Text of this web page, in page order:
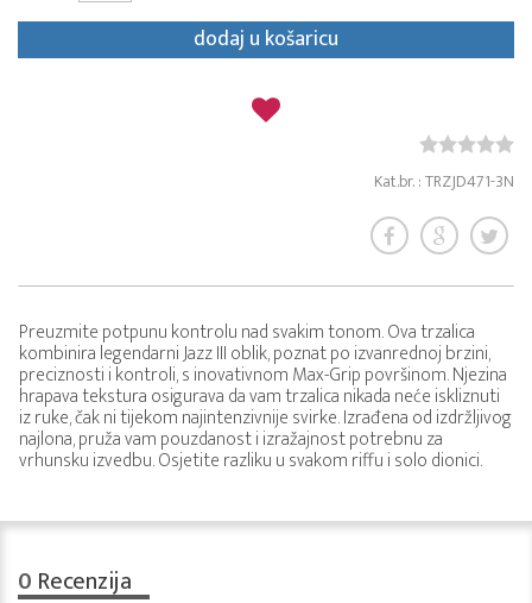
dodaj u košaricu
Kat.br. : TRZJD471-3N
Preuzmite potpunu kontrolu nad svakim tonom. Ova trzalica
kombinira legendarni Jazz III oblik, poznat po izvanrednoj brzini,
preciznosti i kontroli, s inovativnom Max-Grip površinom. Njezina
hrapava tekstura osigurava da vam trzalica nikada neće iskliznuti
iz ruke, čak ni tijekom najintenzivnije svirke. Izrađena od izdržljivog
najlona, pruža vam pouzdanost i izražajnost potrebnu za
vrhunsku izvedbu. Osjetite razliku u svakom riffu i solo dionici.
0 Recenzija